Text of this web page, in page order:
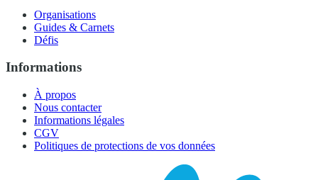
Organisations
Guides & Carnets
Défis
Informations
À propos
Nous contacter
Informations légales
CGV
Politiques de protections de vos données